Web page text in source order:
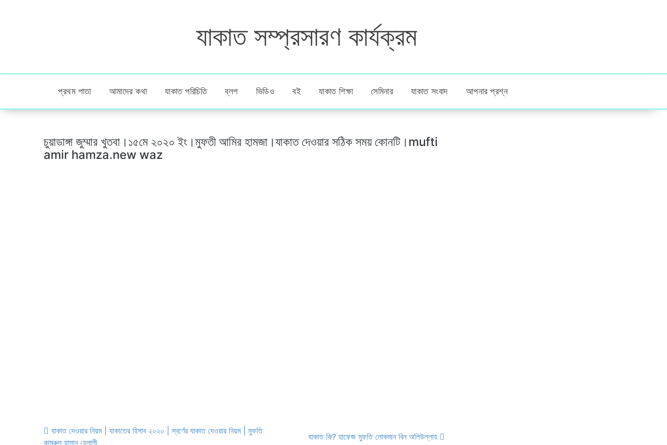
যাকাত সম্প্রসারণ কার্যক্রম
প্রথম পাতা আমাদের কথা যাকাত পরিচিতি ব্লগ ভিডিও বই যাকাত শিক্ষা সেমিনার যাকাত সংবাদ আপনার প্রশ্ন
চুয়াডাঙ্গা জুম্মার খুতবা।১৫মে ২০২০ ইং।মুফতী আমির হামজা।যাকাত দেওয়ার সঠিক সময় কোনটি।mufti
amir hamza.new waz
যাকাত দেওয়ার নিয়ম | যাকাতের হিসাব ২০২০ | স্বর্ণের যাকাত দেওয়ার নিয়ম | মুফতি
কামরুল হাসান হেলালী
যাকাত কি? হাফেজ মুফতি লোকমান বিন অলিউল্লাহ